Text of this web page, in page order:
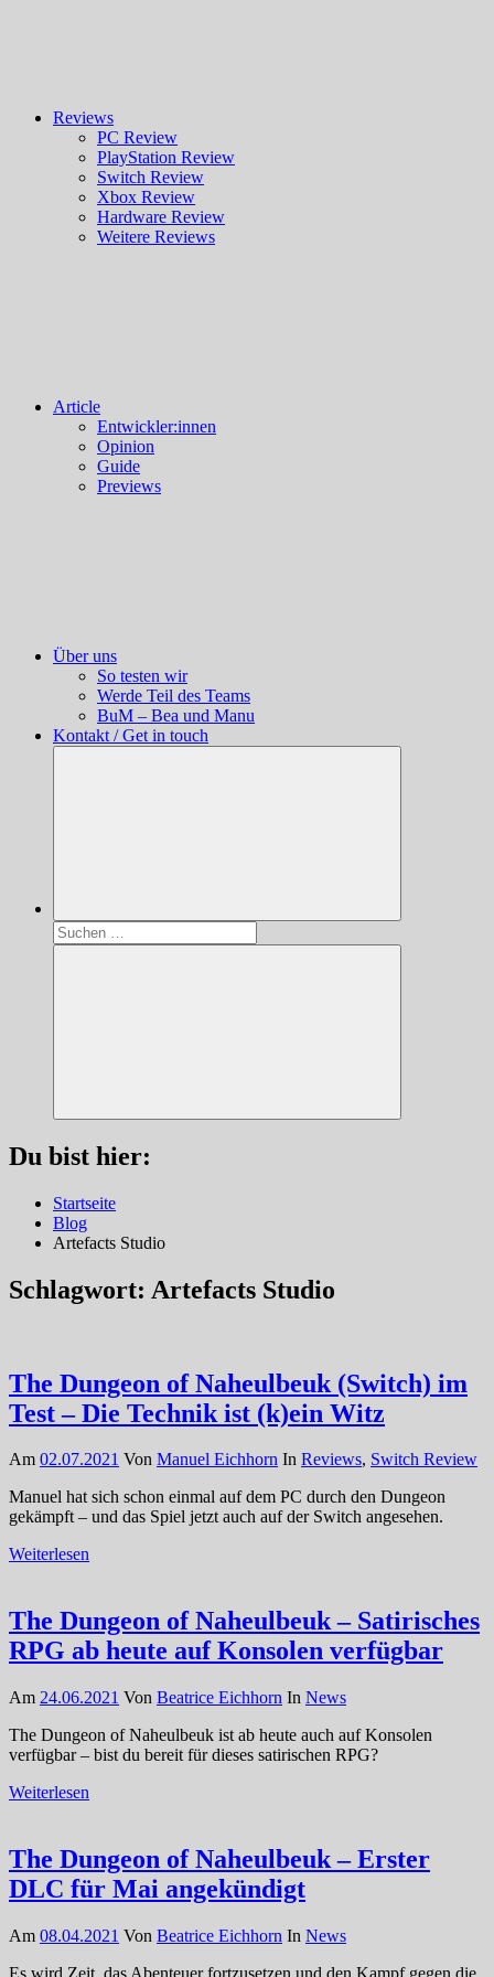
Reviews
PC Review
PlayStation Review
Switch Review
Xbox Review
Hardware Review
Weitere Reviews
Article
Entwickler:innen
Opinion
Guide
Previews
Über uns
So testen wir
Werde Teil des Teams
BuM – Bea und Manu
Kontakt / Get in touch
Suchen
nach:
Suchen
Du bist hier:
Startseite
Blog
Artefacts Studio
Schlagwort: Artefacts Studio
The Dungeon of Naheulbeuk (Switch) im
Test – Die Technik ist (k)ein Witz
Am 02.07.2021 Von Manuel Eichhorn In Reviews, Switch Review
Manuel hat sich schon einmal auf dem PC durch den Dungeon
gekämpft – und das Spiel jetzt auch auf der Switch angesehen.
Weiterlesen
The Dungeon of Naheulbeuk – Satirisches
RPG ab heute auf Konsolen verfügbar
Am 24.06.2021 Von Beatrice Eichhorn In News
The Dungeon of Naheulbeuk ist ab heute auch auf Konsolen
verfügbar – bist du bereit für dieses satirischen RPG?
Weiterlesen
The Dungeon of Naheulbeuk – Erster
DLC für Mai angekündigt
Am 08.04.2021 Von Beatrice Eichhorn In News
Es wird Zeit, das Abenteuer fortzusetzen und den Kampf gegen die